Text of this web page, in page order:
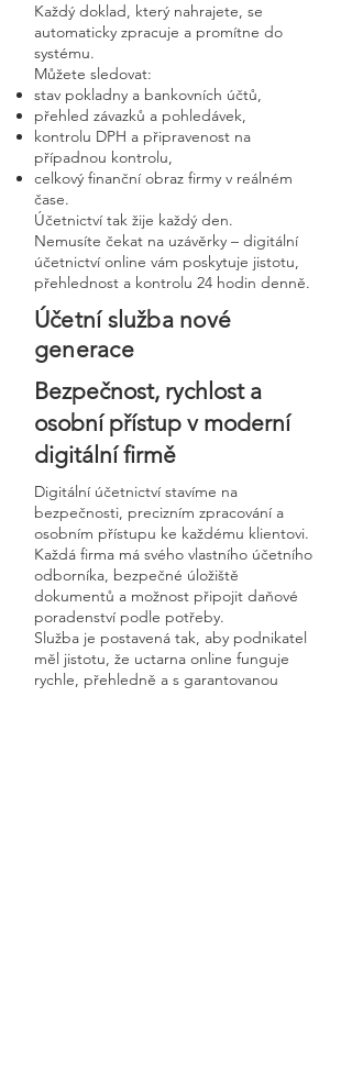
Každý doklad, který nahrajete, se
automaticky zpracuje a promítne do
systému.
Můžete sledovat:
stav pokladny a bankovních účtů,
přehled závazků a pohledávek,
kontrolu DPH a připravenost na
případnou kontrolu,
celkový finanční obraz firmy v reálném
čase.
Účetnictví tak žije každý den.
Nemusíte čekat na uzávěrky – digitální
účetnictví online vám poskytuje jistotu,
přehlednost a kontrolu 24 hodin denně.
Účetní služba nové
generace
Bezpečnost, rychlost a
osobní přístup v moderní
digitální firmě
Digitální účetnictví stavíme na
bezpečnosti, precizním zpracování a
osobním přístupu ke každému klientovi.
Každá firma má svého vlastního účetního
odborníka, bezpečné úložiště
dokumentů a možnost připojit daňové
poradenství podle potřeby.
Služba je postavená tak, aby podnikatel
měl jistotu, že uctarna online funguje
rychle, přehledně a s garantovanou